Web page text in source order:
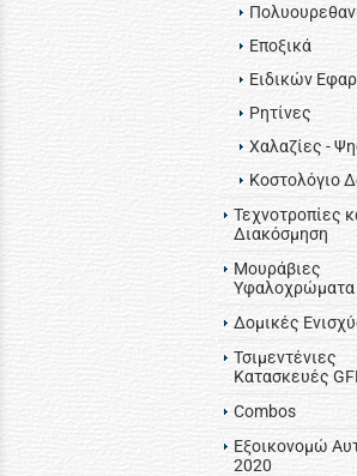
Εποξικά
Ειδικών
Ρητίνες
Χαλαζίες -
Κοστολόγιο
Τεχνοτροπίες
Διακόσμηση
Μουράβιες
Υφαλοχρώματα
Δομικές
Τσιμεντένιες
Κατασκευές
Combos
Εξοικονομώ
2020